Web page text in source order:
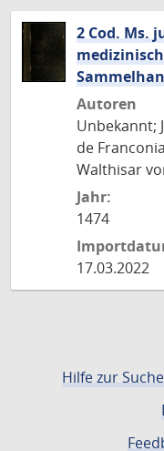
2 Cod. Ms.
Autoren
Unbekannt;
de
Walthisar
Jahr:
1474
17.03.2022
Hilfe zur Suche